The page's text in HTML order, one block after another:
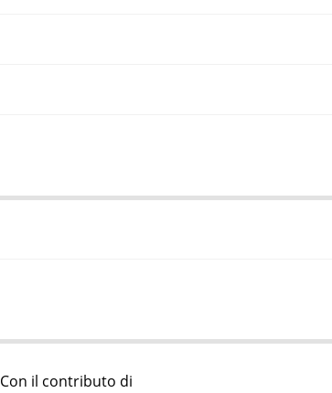
Con il contributo di